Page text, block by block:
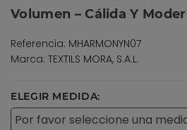
Volumen – Cálida Y
Referencia: MHARMONYN07
Marca: TEXTILS MORA, S.A.L.
ELEGIR MEDIDA: